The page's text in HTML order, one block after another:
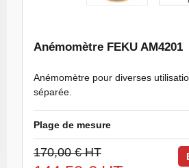
à
Anémomètre FEKU AM4201
Anémomètre pour diverses
séparée.
Plage de mesure
170,00 € HT